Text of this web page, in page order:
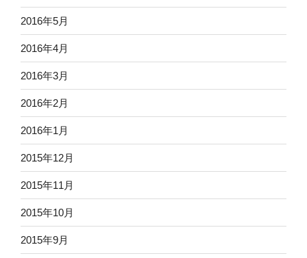
2016年5月
2016年4月
2016年3月
2016年2月
2016年1月
2015年12月
2015年11月
2015年10月
2015年9月